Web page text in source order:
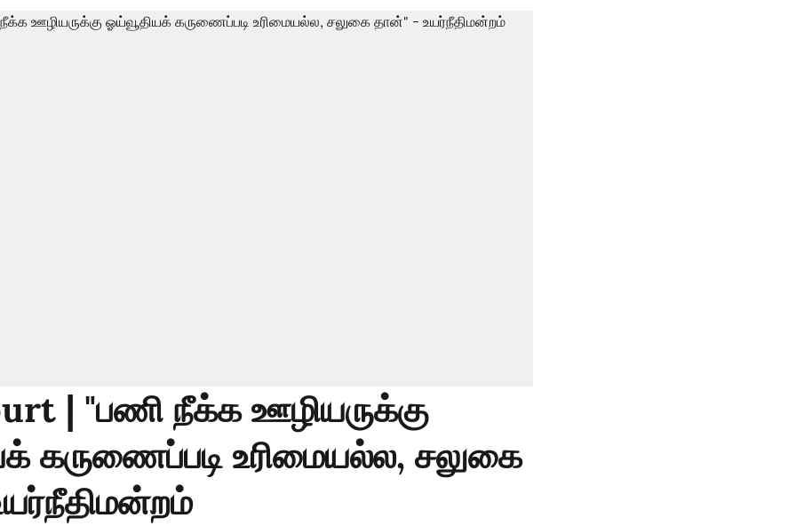
| "பணி நீக்க ஊழியருக்கு
கருணைப்படி உரிமையல்ல, சலுகை